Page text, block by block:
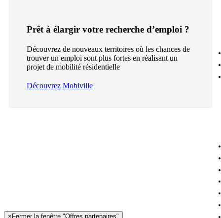
Prêt à élargir votre recherche d’emploi ?
Découvrez de nouveaux territoires où les chances de
trouver un emploi sont plus fortes en réalisant un
projet de mobilité résidentielle
Découvrez Mobiville
× Fermer la fenêtre "Offres partenaires"